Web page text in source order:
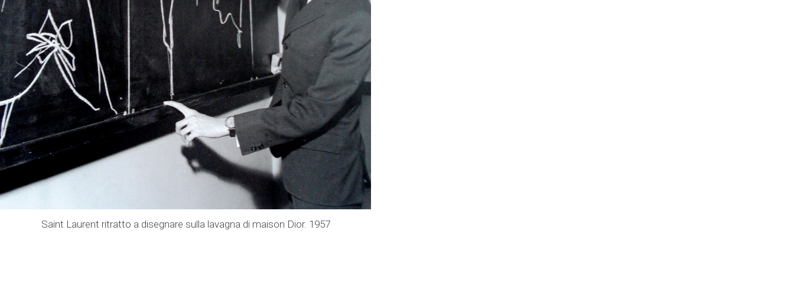
Saint Laurent ritratto a disegnare sulla lavagna di maison Dior. 1957